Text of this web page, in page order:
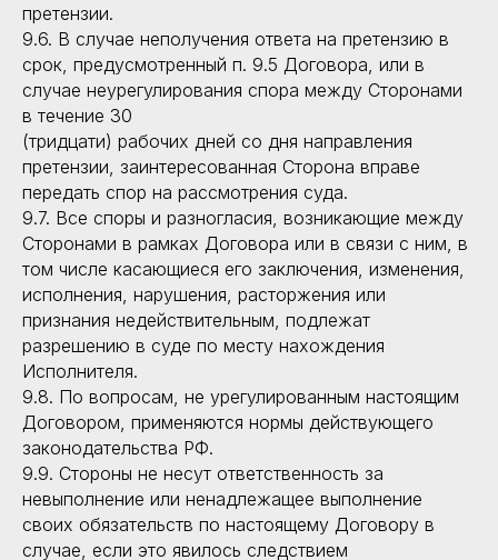
претензии.
9.6. В случае неполучения ответа на претензию в
срок, предусмотренный п. 9.5 Договора, или в
случае неурегулирования спора между Сторонами
в течение 30
(тридцати) рабочих дней со дня направления
претензии, заинтересованная Сторона вправе
передать спор на рассмотрения суда.
9.7. Все споры и разногласия, возникающие между
Сторонами в рамках Договора или в связи с ним, в
том числе касающиеся его заключения, изменения,
исполнения, нарушения, расторжения или
признания недействительным, подлежат
разрешению в суде по месту нахождения
Исполнителя.
9.8. По вопросам, не урегулированным настоящим
Договором, применяются нормы действующего
законодательства РФ.
9.9. Стороны не несут ответственность за
невыполнение или ненадлежащее выполнение
своих обязательств по настоящему Договору в
случае, если это явилось следствием